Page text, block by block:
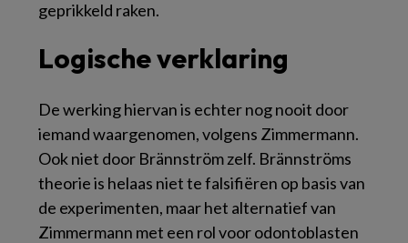
geprikkeld raken.
Logische verklaring
De werking hiervan is echter nog nooit door
iemand waargenomen, volgens Zimmermann.
Ook niet door Brännström zelf. Brännströms
theorie is helaas niet te falsifiëren op basis van
de experimenten, maar het alternatief van
Zimmermann met een rol voor odontoblasten